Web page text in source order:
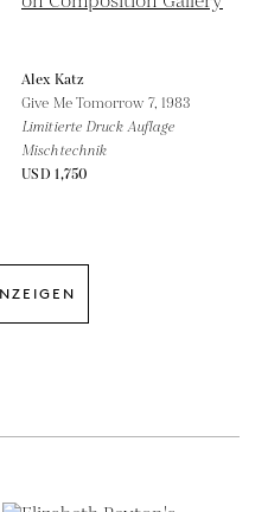
Alex Katz
Give Me Tomorrow 7, 1983
Limitierte Druck Auflage
Mischtechnik
USD 1,750